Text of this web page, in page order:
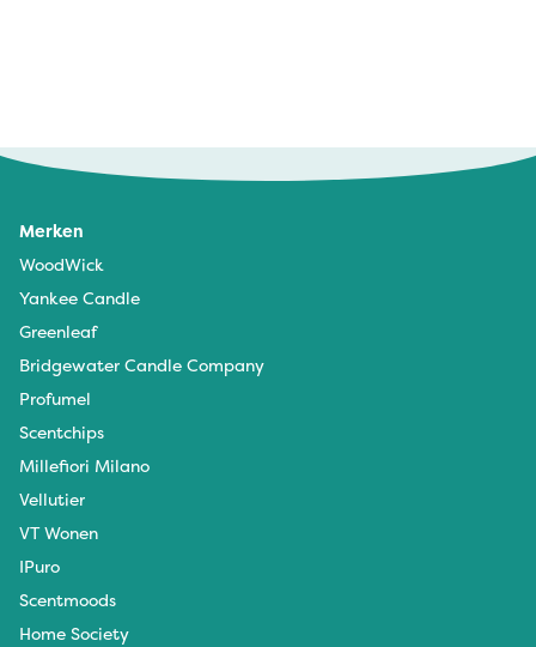
Merken
WoodWick
Yankee Candle
Greenleaf
Bridgewater Candle Company
Profumel
Scentchips
Millefiori Milano
Vellutier
VT Wonen
IPuro
Scentmoods
Home Society